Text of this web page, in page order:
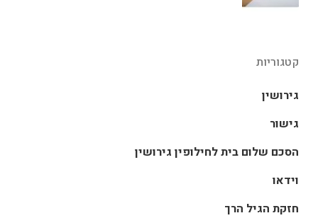
קטגוריות
גירושין
גישור
הסכם שלום בית לחילופין גירושין
וידאו
חזקת הגיל הרך